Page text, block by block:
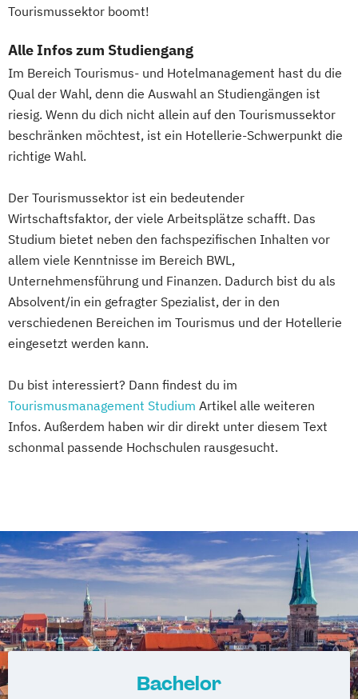
Tourismussektor boomt!
Alle Infos zum Studiengang
Im Bereich Tourismus- und Hotelmanagement hast du die
Qual der Wahl, denn die Auswahl an Studiengängen ist
riesig. Wenn du dich nicht allein auf den Tourismussektor
beschränken möchtest, ist ein Hotellerie-Schwerpunkt die
richtige Wahl.
Der Tourismussektor ist ein bedeutender
Wirtschaftsfaktor, der viele Arbeitsplätze schafft. Das
Studium bietet neben den fachspezifischen Inhalten vor
allem viele Kenntnisse im Bereich BWL,
Unternehmensführung und Finanzen. Dadurch bist du als
Absolvent/in ein gefragter Spezialist, der in den
verschiedenen Bereichen im Tourismus und der Hotellerie
eingesetzt werden kann.
Du bist interessiert? Dann findest du im
Tourismusmanagement Studium Artikel alle weiteren
Infos. Außerdem haben wir dir direkt unter diesem Text
schonmal passende Hochschulen rausgesucht.
Bachelor